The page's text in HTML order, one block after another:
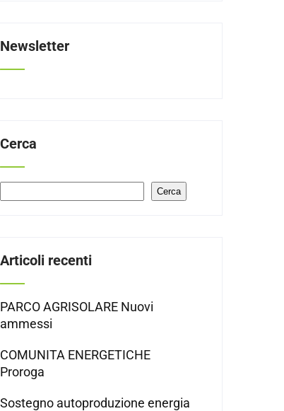
Newsletter
Cerca
Cerca
Articoli recenti
PARCO AGRISOLARE Nuovi
ammessi
COMUNITA ENERGETICHE
Proroga
Sostegno autoproduzione energia